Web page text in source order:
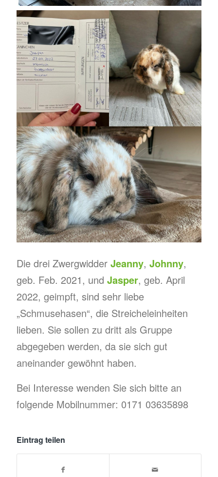
Die drei Zwergwidder Jeanny, Johnny,
geb. Feb. 2021, und Jasper, geb. April
2022, geimpft, sind sehr liebe
„Schmusehasen“, die Streicheleinheiten
lieben. Sie sollen zu dritt als Gruppe
abgegeben werden, da sie sich gut
aneinander gewöhnt haben.
Bei Interesse wenden Sie sich bitte an
folgende Mobilnummer: 0171 03635898
Eintrag teilen